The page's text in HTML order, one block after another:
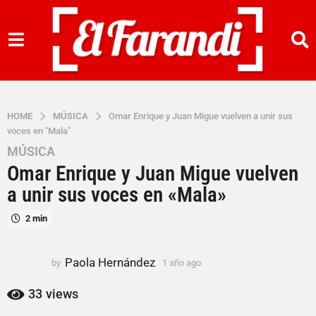
HOME MÚSICA
Omar Enrique y Juan Migue vuelven a unir sus
voces en "Mala"
1
a
o
a
a
MÚSICA
Omar Enrique y Juan Migue vuelven
a unir sus voces en «Mala»
2 min
by Paola Hernández 1 año ago
33 views